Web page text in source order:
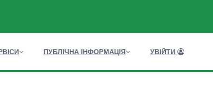
ПУБЛІЧНА ІНФОРМАЦІЯ УВІЙТИ